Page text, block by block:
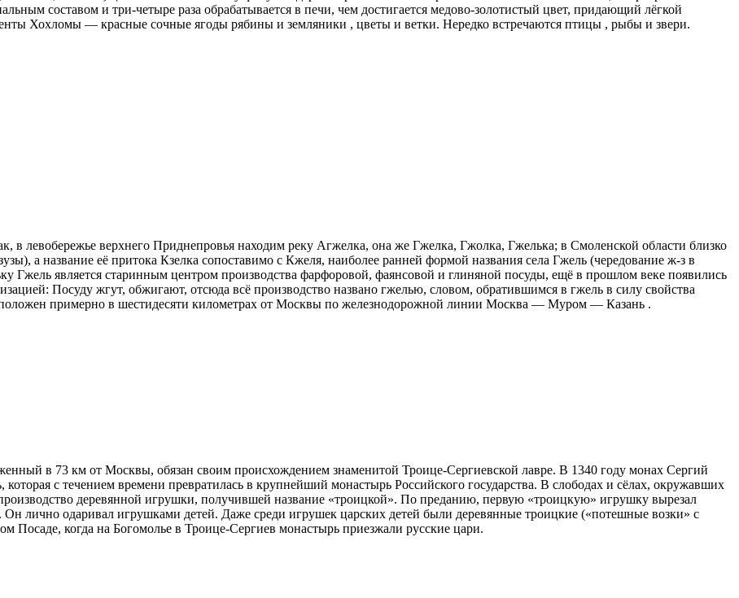
составом и три-четыре раза обрабатывается в печи, чем достигается медово-золотистый цвет, придающий лёгкой
Хохломы — красные сочные ягоды рябины и земляники , цветы и ветки. Нередко встречаются птицы , рыбы и звери.
в левобережье верхнего Приднепровья находим реку Агжелка, она же Гжелка, Гжолка, Гжелька; в Смоленской области близко
а название её притока Кзелка сопоставимо с Кжеля, наиболее ранней формой названия села Гжель (чередование ж-з в
Гжель является старинным центром производства фарфоровой, фаянсовой и глиняной посуды, ещё в прошлом веке появились
Посуду жгут, обжигают, отсюда всё производство названо гжелью, словом, обратившимся в гжель в силу свойства
примерно в шестидесяти километрах от Москвы по железнодорожной линии Москва — Муром — Казань .
в 73 км от Москвы, обязан своим происхождением знаменитой Троице-Сергиевской лавре. В 1340 году монах Сергий
с течением времени превратилась в крупнейший монастырь Российского государства. В слободах и сёлах, окружавших
деревянной игрушки, получившей название «троицкой». По преданию, первую «троицкую» игрушку вырезал
лично одаривал игрушками детей. Даже среди игрушек царских детей были деревянные троицкие («потешные возки» с
когда на Богомолье в Троице-Сергиев монастырь приезжали русские цари.